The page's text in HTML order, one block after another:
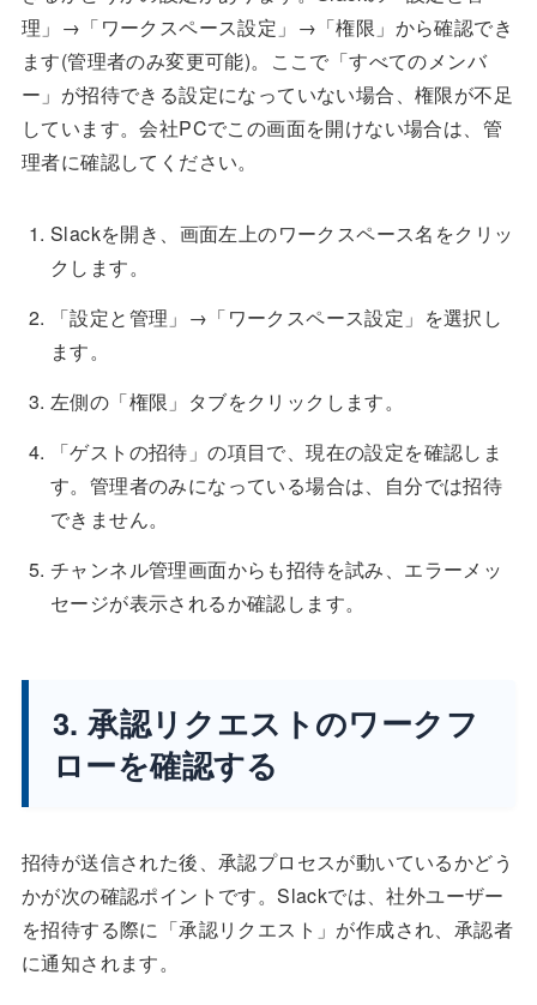
理」→「ワークスペース設定」→「権限」から確認でき
ます(管理者のみ変更可能)。ここで「すべてのメンバ
ー」が招待できる設定になっていない場合、権限が不足
しています。会社PCでこの画面を開けない場合は、管
理者に確認してください。
Slackを開き、画面左上のワークスペース名をクリッ
クします。
「設定と管理」→「ワークスペース設定」を選択し
ます。
左側の「権限」タブをクリックします。
「ゲストの招待」の項目で、現在の設定を確認しま
す。管理者のみになっている場合は、自分では招待
できません。
チャンネル管理画面からも招待を試み、エラーメッ
セージが表示されるか確認します。
3. 承認リクエストのワークフ
ローを確認する
招待が送信された後、承認プロセスが動いているかどう
かが次の確認ポイントです。Slackでは、社外ユーザー
を招待する際に「承認リクエスト」が作成され、承認者
に通知されます。